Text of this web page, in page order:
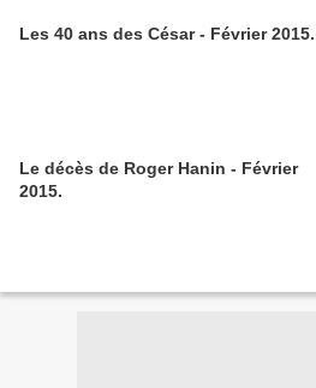
Les 40 ans des César - Février 2015.
Le décès de Roger Hanin - Février
2015.